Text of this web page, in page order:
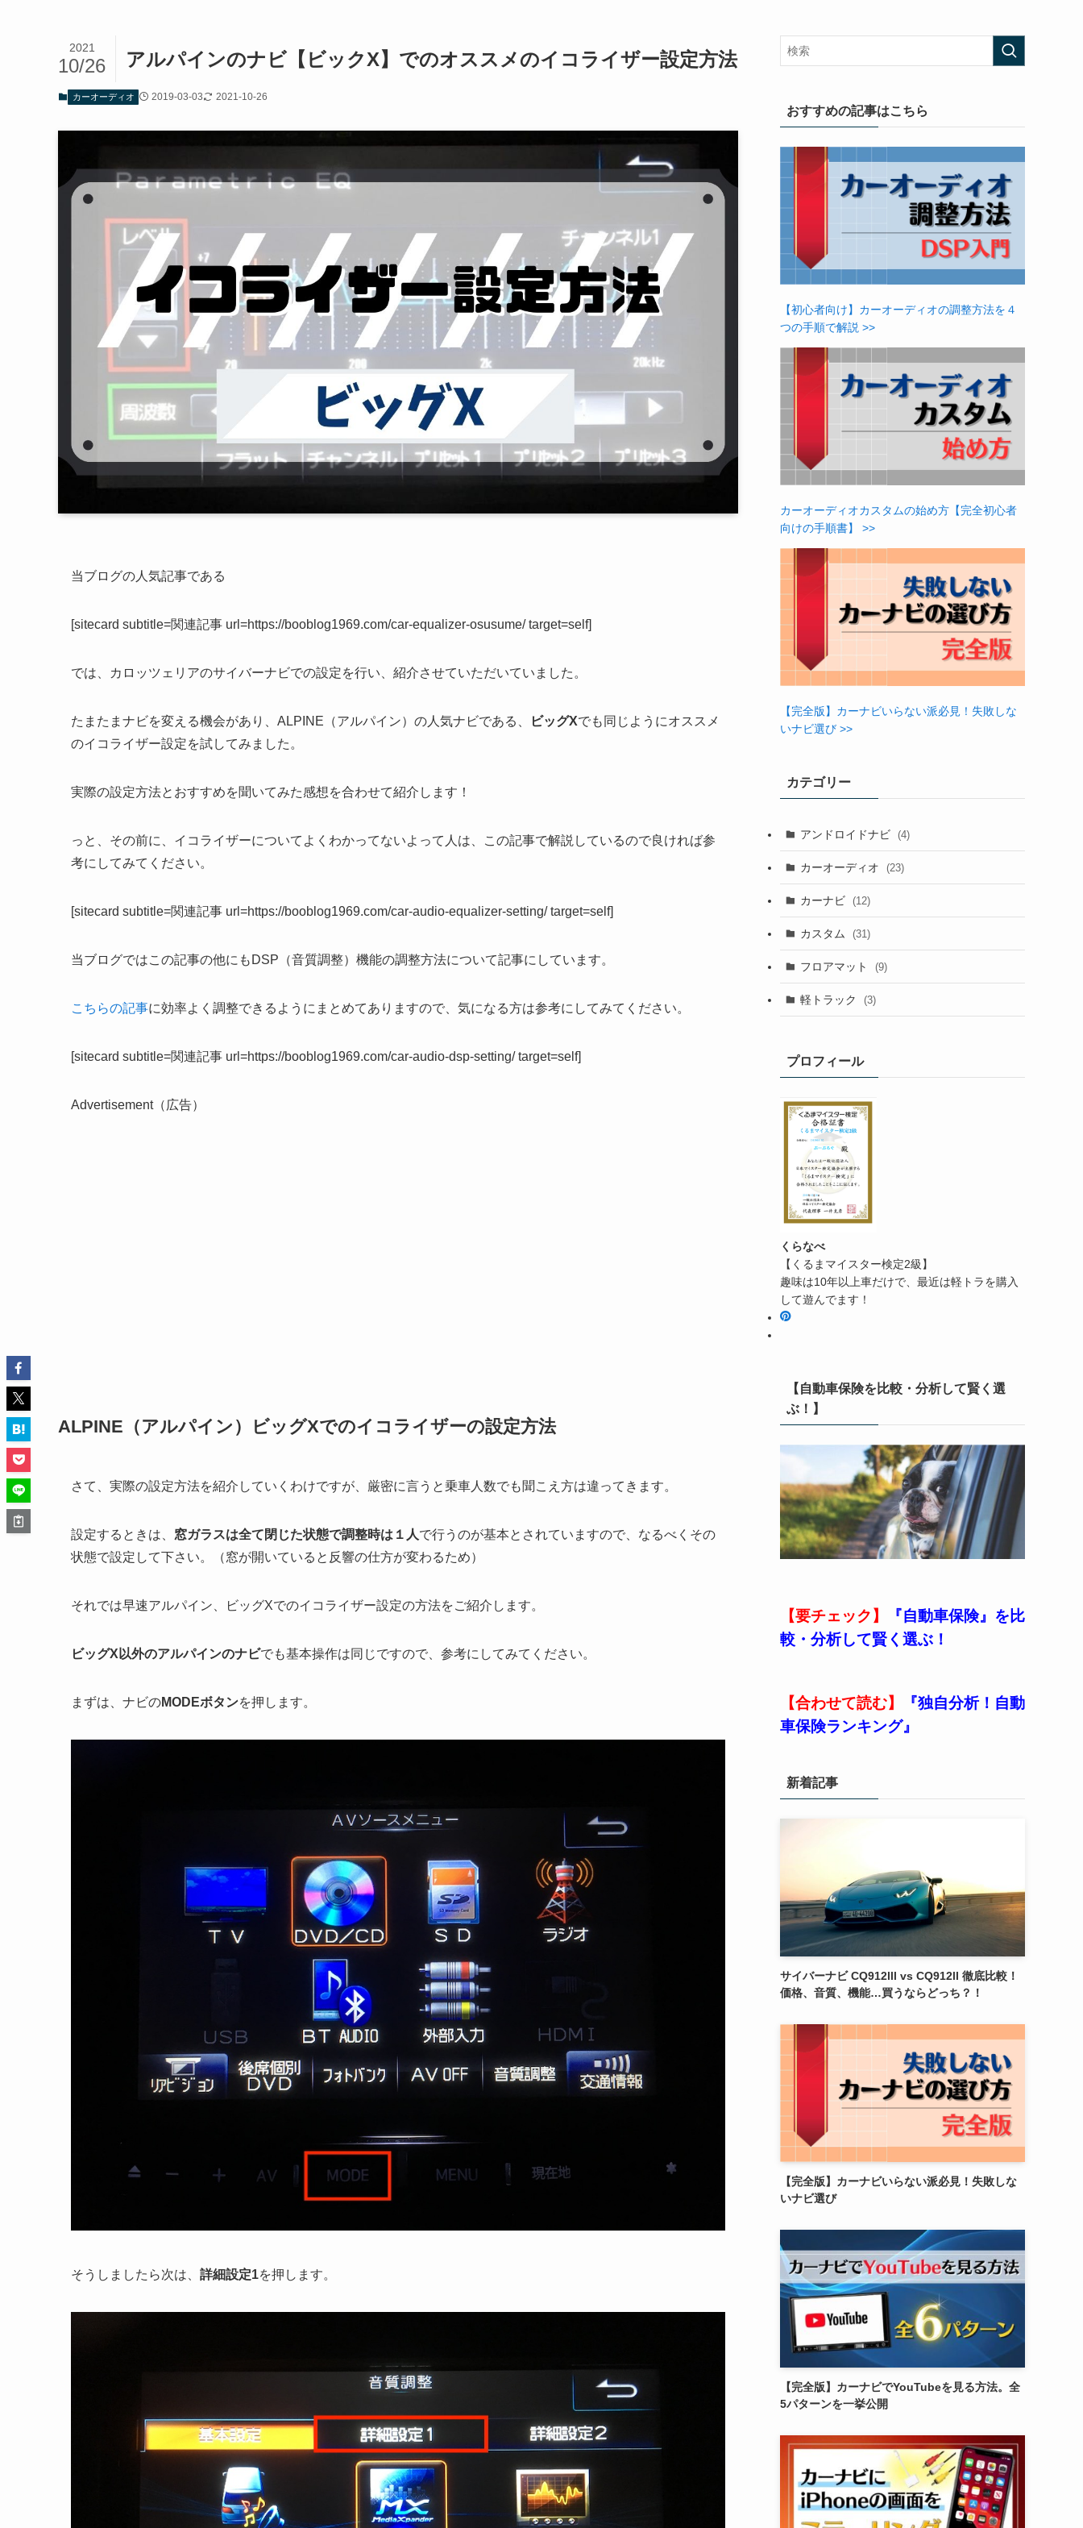
アルパインのナビ【ビックX】でのオススメのイコライザー設定方法
2021
10/26
カーオーディオ 2019-03-03 2021-10-26
当ブログの人気記事である
[sitecard subtitle=関連記事 url=https://booblog1969.com/car-equalizer-osusume/ target=self]
では、カロッツェリアのサイバーナビでの設定を行い、紹介させていただいていました。
たまたまナビを変える機会があり、ALPINE（アルパイン）の人気ナビである、 ビッグXでも同じようにオススメ
のイコライザー設定を試してみました。
実際の設定方法とおすすめを聞いてみた感想を合わせて紹介します！
っと、その前に、イコライザーについてよくわかってないよって人は、この記事で解説しているので良ければ参
考にしてみてください。
[sitecard subtitle=関連記事 url=https://booblog1969.com/car-audio-equalizer-setting/ target=self]
当ブログではこの記事の他にもDSP（音質調整）機能の調整方法について記事にしています。
こちらの記事に効率よく調整できるようにまとめてありますので、気になる方は参考にしてみてください。
[sitecard subtitle=関連記事 url=https://booblog1969.com/car-audio-dsp-setting/ target=self]
Advertisement（広告）
ALPINE（アルパイン）ビッグXでのイコライザーの設定方法
さて、実際の設定方法を紹介していくわけですが、厳密に言うと乗車人数でも聞こえ方は違ってきます。
設定するときは、 窓ガラスは全て閉じた状態で調整時は１人で行うのが基本とされていますので、なるべくその
状態で設定して下さい。（窓が開いていると反響の仕方が変わるため）
それでは早速アルパイン、ビッグXでのイコライザー設定の方法をご紹介します。
ビッグX以外のアルパインのナビでも基本操作は同じですので、参考にしてみてください。
まずは、ナビのMODEボタンを押します。
そうしましたら次は、 詳細設定1を押します。
おすすめの記事はこちら
【初心者向け】カーオーディオの調整方法を４
つの手順で解説 >>
カーオーディオカスタムの始め方【完全初心者
向けの手順書】 >>
【完全版】カーナビいらない派必見！失敗しな
いナビ選び >>
カテゴリー
アンドロイドナビ (4)
カーオーディオ (23)
カーナビ (12)
カスタム (31)
フロアマット (9)
軽トラック (3)
プロフィール
くらなべ
【くるまマイスター検定2級】
趣味は10年以上車だけで、最近は軽トラを購入
して遊んでます！
【自動車保険を比較・分析して賢く選
ぶ！】
【要チェック】
『自動車保険』を比
較・分析して賢く選ぶ！
【合わせて読む】
『独自分析！自動
車保険ランキング』
新着記事
サイバーナビ CQ912lll vs CQ912ll 徹底比較！
価格、音質、機能…買うならどっち？！
【完全版】カーナビいらない派必見！失敗しな
いナビ選び
【完全版】カーナビでYouTubeを見る方法。全
5パターンを一挙公開